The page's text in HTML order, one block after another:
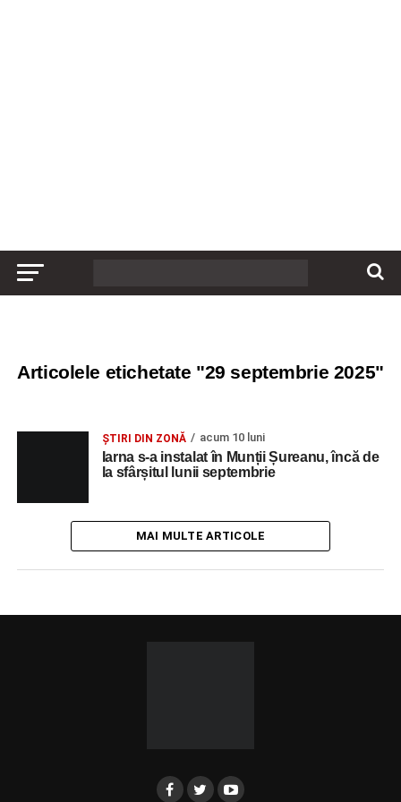
Articolele etichetate "29 septembrie 2025"
ȘTIRI DIN ZONĂ acum 10 luni
Iarna s-a instalat în Munții Șureanu, încă de
la sfârșitul lunii septembrie
MAI MULTE ARTICOLE